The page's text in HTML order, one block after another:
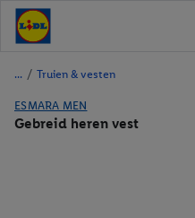
/ Truien & vesten
ESMARA MEN
Gebreid heren vest